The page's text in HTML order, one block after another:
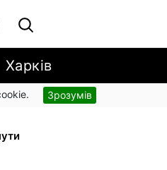
Харків
Зрозумів